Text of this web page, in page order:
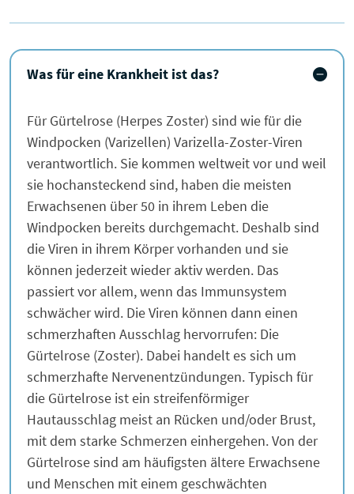
Was für eine Krankheit ist das?
Für Gürtelrose (Herpes Zoster) sind wie für die
Windpocken (Varizellen) Varizella-Zoster-Viren
verantwortlich. Sie kommen weltweit vor und weil
sie hochansteckend sind, haben die meisten
Erwachsenen über 50 in ihrem Leben die
Windpocken bereits durchgemacht. Deshalb sind
die Viren in ihrem Körper vorhanden und sie
können jederzeit wieder aktiv werden. Das
passiert vor allem, wenn das Immunsystem
schwächer wird. Die Viren können dann einen
schmerzhaften Ausschlag hervorrufen: Die
Gürtelrose (Zoster). Dabei handelt es sich um
schmerzhafte Nervenentzündungen. Typisch für
die Gürtelrose ist ein streifenförmiger
Hautausschlag meist an Rücken und/oder Brust,
mit dem starke Schmerzen einhergehen. Von der
Gürtelrose sind am häufigsten ältere Erwachsene
und Menschen mit einem geschwächten